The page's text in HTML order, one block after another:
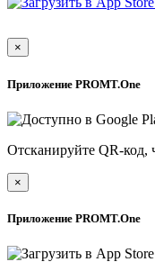
×
Приложение PROMT.One
Отсканируйте QR-код,
×
Приложение PROMT.One